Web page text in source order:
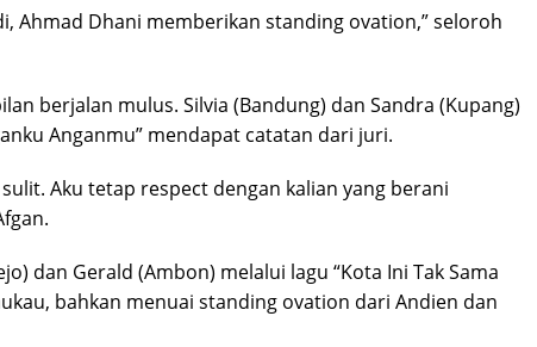
Ahmad Dhani memberikan standing ovation,” seloroh
berjalan mulus. Silvia (Bandung) dan Sandra (Kupang)
Anganmu” mendapat catatan dari juri.
Aku tetap respect dengan kalian yang berani
dan Gerald (Ambon) melalui lagu “Kota Ini Tak Sama
bahkan menuai standing ovation dari Andien dan